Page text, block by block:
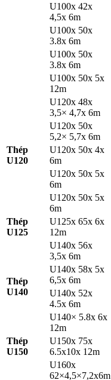
U100x 42x
4,5x 6m
U100x 50x
3.8x 6m
U100x 50x
3.8x 6m
U100x 50x 5x
12m
Thép
U120
U120x 48x
3,5× 4,7x 6m
U120x 50x
5,2× 5,7x 6m
U120x 50x 4x
6m
U120x 50x 5x
6m
U120x 50x 5x
6m
Thép
U125
U125x 65x 6x
12m
Thép
U140
U140x 56x
3,5x 6m
U140x 58x 5x
6,5x 6m
U140x 52x
4.5x 6m
U140× 5.8x 6x
12m
Thép
U150
U150x 75x
6.5x10x 12m
U160x
62×4,5×7,2x6m